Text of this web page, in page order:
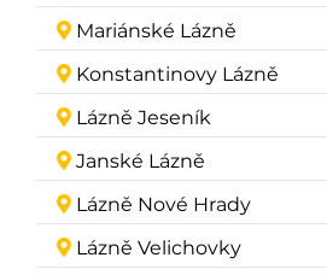
Mariánské Lázně
Konstantinovy Lázně
Lázně Jeseník
Janské Lázně
Lázně Nové Hrady
Lázně Velichovky